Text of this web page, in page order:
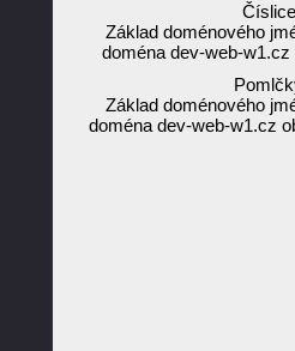
Číslice
Základ doménového
doména dev-web-
Základ doménového
doména dev-web-w1.cz